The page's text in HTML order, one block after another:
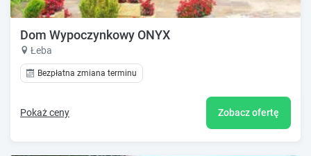
Dom Wypoczynkowy ONYX
Łeba
Bezpłatna zmiana terminu
Pokaż ceny Zobacz ofertę